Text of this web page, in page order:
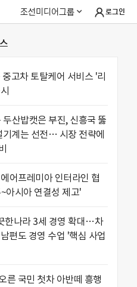
조선미디어그룹 로그인